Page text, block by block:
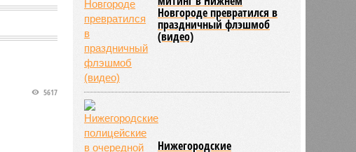
5617
Новгороде превратился в
праздничный флэшмоб
(видео)
Нижегородские